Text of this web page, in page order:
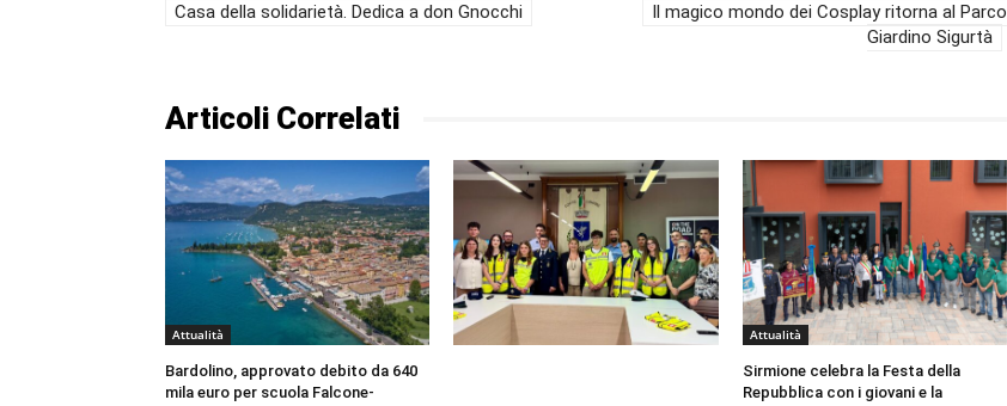
Casa della solidarietà. Dedica a don Gnocchi
Il magico mondo dei Cosplay ritorna al Parco
Giardino Sigurtà
Articoli Correlati
Attualità
Bardolino, approvato debito da 640
mila euro per scuola Falcone-
Attualità
Sirmione celebra la Festa della
Repubblica con i giovani e la